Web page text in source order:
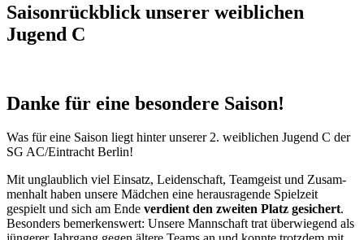
Saisonrückblick unserer weiblichen
Jugend C
Danke für eine besondere Saison!
Was für eine Sai­son liegt hin­ter unse­rer 2. weib­li­chen Jugend C der
SG AC/Eintracht Ber­lin!
Mit unglaub­lich viel Ein­satz, Lei­den­schaft, Team­geist und Zusam­
men­halt haben unse­re Mäd­chen eine her­aus­ra­gen­de Spiel­zeit
gespielt und sich am Ende ver­dient den zwei­ten Platz gesi­chert.
Beson­ders bemer­kens­wert: Unse­re Mann­schaft trat über­wie­gend als